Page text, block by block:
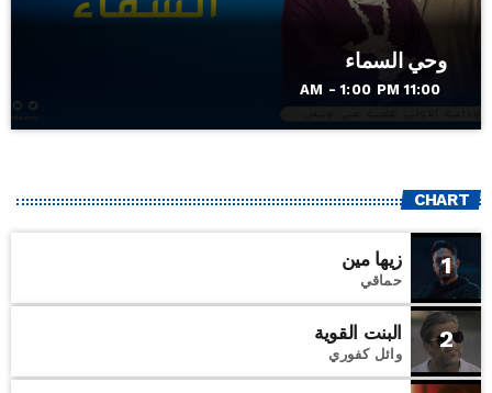
وحي السماء
11:00 AM - 1:00 PM
CHART
1 زيها مين
حماقي
2 البنت القوية
وائل كفوري